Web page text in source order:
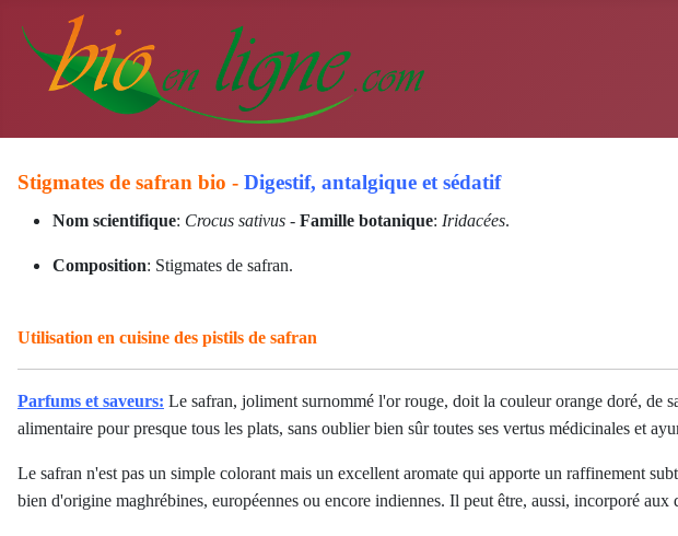
Stigmates de safran bio - Digestif, antalgique et sédatif
Nom scientifique: Crocus sativus - Famille botanique: Iridacées.
Composition: Stigmates de safran.
Utilisation en cuisine des pistils de safran
Parfums et saveurs: Le safran, joliment surnommé l'or rouge, doit la couleur orange doré, de
alimentaire pour presque tous les plats, sans oublier bien sûr toutes ses vertus médicinales et
Le safran n'est pas un simple colorant mais un excellent aromate qui apporte un raffinement
bien d'origine maghrébines, européennes ou encore indiennes. Il peut être, aussi, incorporé aux